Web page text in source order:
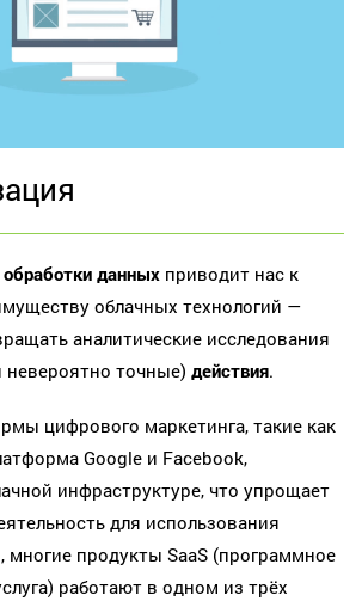
данных приводит нас к
облачных технологий —
аналитические исследования
точные) действия.
цифрового маркетинга, такие как
Google и Facebook,
инфраструктуре, что упрощает
для использования
многие продукты SaaS (программное
работают в одном из трёх